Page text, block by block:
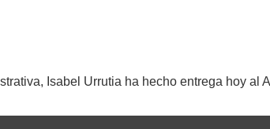
Isabel Urrutia ha hecho entrega hoy al